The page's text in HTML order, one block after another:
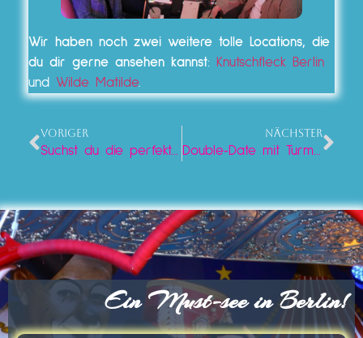
Wir haben noch zwei weitere tolle Locations, die
du dir gerne ansehen kannst:
Knutschfleck Berlin
und Wilde Matilde.
VORIGER
Suchst du die perfekte Birthday-Location? Deine Geburtstagsparty mit Turmglanz im Lieschen Müller!
NÄCHSTER
Double‑Date mit Turmfunkeln! Dates, Drinks & Show im Lieschen Müller!
Ein Must-see in Berlin!